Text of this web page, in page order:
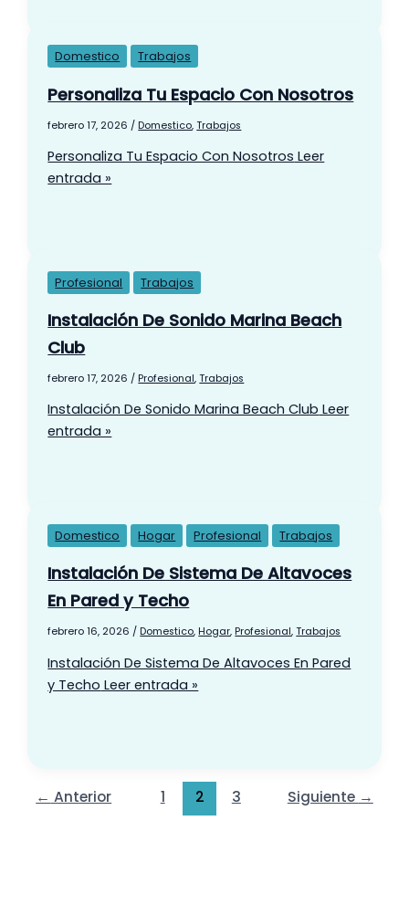
Domestico Trabajos
Personaliza Tu Espacio Con Nosotros
febrero 17, 2026 / Domestico,Trabajos
Personaliza Tu Espacio Con Nosotros Leer
entrada »
Profesional Trabajos
Instalación De Sonido Marina Beach
Club
febrero 17, 2026 / Profesional,Trabajos
Instalación De Sonido Marina Beach Club Leer
entrada »
Domestico Hogar Profesional Trabajos
Instalación De Sistema De Altavoces
En Pared y Techo
febrero 16, 2026 / Domestico, Hogar, Profesional,Trabajos
Instalación De Sistema De Altavoces En Pared
y Techo Leer entrada »
← Anterior 1 2 3 Siguiente →